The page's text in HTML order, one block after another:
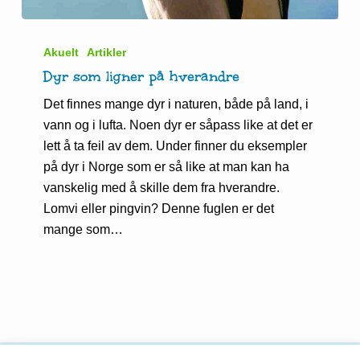
ligner
hverandre
Akuelt Artikler
Dyr som ligner på hverandre
Det finnes mange dyr i naturen, både på land, i
vann og i lufta. Noen dyr er såpass like at det er
lett å ta feil av dem. Under finner du eksempler
på dyr i Norge som er så like at man kan ha
vanskelig med å skille dem fra hverandre.
Lomvi eller pingvin? Denne fuglen er det
mange som…